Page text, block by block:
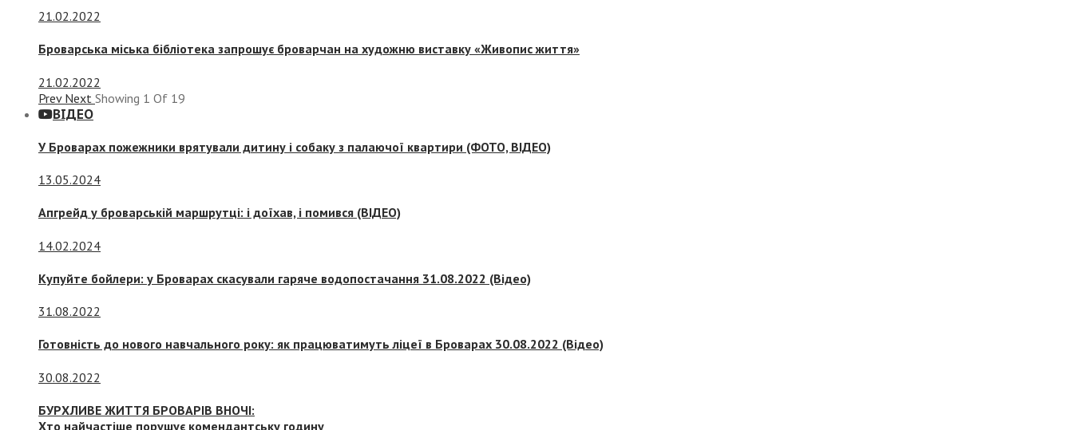
21.02.2022
Броварська міська бібліотека запрошує броварчан на художню виставку «Живопис життя»
21.02.2022
Prev Next Showing 1 Of 19
ВІДЕО
У Броварах пожежники врятували дитину і собаку з палаючої квартири (ФОТО, ВІДЕО)
13.05.2024
Апгрейд у броварській маршрутці: і доїхав, і помився (ВІДЕО)
14.02.2024
Купуйте бойлери: у Броварах скасували гаряче водопостачання 31.08.2022 (Відео)
31.08.2022
Готовність до нового навчального року: як працюватимуть ліцеї в Броварах 30.08.2022 (Відео)
30.08.2022
БУРХЛИВЕ ЖИТТЯ БРОВАРІВ ВНОЧІ:
Хто найчастіше порушує комендантську годину